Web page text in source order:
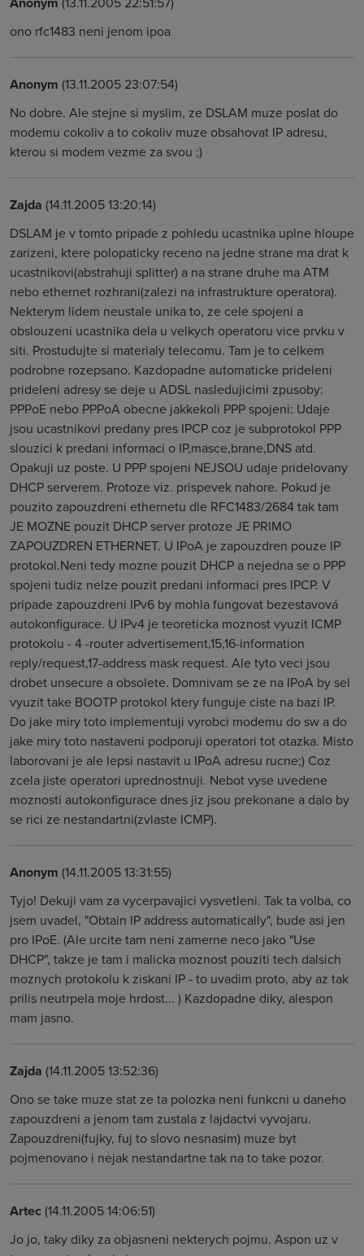
ono rfc1483 neni jenom ipoa
Anonym (13.11.2005 23:07:54)
No dobre. Ale stejne si myslim, ze DSLAM muze poslat do
modemu cokoliv a to cokoliv muze obsahovat IP adresu,
kterou si modem vezme za svou ;)
Zajda (14.11.2005 13:20:14)
DSLAM je v tomto pripade z pohledu ucastnika uplne hloupe
zarizeni, ktere polopaticky receno na jedne strane ma drat k
ucastnikovi(abstrahuji splitter) a na strane druhe ma ATM
nebo ethernet rozhrani(zalezi na infrastrukture operatora).
Nekterym lidem neustale unika to, ze cele spojeni a
obslouzeni ucastnika dela u velkych operatoru vice prvku v
siti. Prostudujte si materialy telecomu. Tam je to celkem
podrobne rozepsano. Kazdopadne automaticke prideleni
prideleni adresy se deje u ADSL nasledujicimi zpusoby:
PPPoE nebo PPPoA obecne jakkekoli PPP spojeni: Udaje
jsou ucastnikovi predany pres IPCP coz je subprotokol PPP
slouzici k predani informaci o IP,masce,brane,DNS atd.
Opakuji uz poste. U PPP spojeni NEJSOU udaje pridelovany
DHCP serverem. Protoze viz. prispevek nahore. Pokud je
pouzito zapouzdreni ethernetu dle RFC1483/2684 tak tam
JE MOZNE pouzit DHCP server protoze JE PRIMO
ZAPOUZDREN ETHERNET. U IPoA je zapouzdren pouze IP
protokol.Neni tedy mozne pouzit DHCP a nejedna se o PPP
spojeni tudiz nelze pouzit predani informaci pres IPCP. V
pripade zapouzdreni IPv6 by mohla fungovat bezestavová
autokonfigurace. U IPv4 je teoreticka moznost vyuzit ICMP
protokolu - 4 -router advertisement,15,16-information
reply/request,17-address mask request. Ale tyto veci jsou
drobet unsecure a obsolete. Domnivam se ze na IPoA by sel
vyuzit take BOOTP protokol ktery funguje ciste na bazi IP.
Do jake miry toto implementuji vyrobci modemu do sw a do
jake miry toto nastaveni podporuji operatori tot otazka. Misto
laborovani je ale lepsi nastavit u IPoA adresu rucne;) Coz
zcela jiste operatori uprednostnuji. Nebot vyse uvedene
moznosti autokonfigurace dnes jiz jsou prekonane a dalo by
se rici ze nestandartni(zvlaste ICMP).
Anonym (14.11.2005 13:31:55)
Tyjo! Dekuji vam za vycerpavajici vysvetleni. Tak ta volba, co
jsem uvadel, "Obtain IP address automatically", bude asi jen
pro IPoE. (Ale urcite tam neni zamerne neco jako "Use
DHCP", takze je tam i malicka moznost pouziti tech dalsich
moznych protokolu k ziskani IP - to uvadim proto, aby az tak
prilis neutrpela moje hrdost... ) Kazdopadne diky, alespon
mam jasno.
Zajda (14.11.2005 13:52:36)
Ono se take muze stat ze ta polozka neni funkcni u daneho
zapouzdreni a jenom tam zustala z lajdactvi vyvojaru.
Zapouzdreni(fujky, fuj to slovo nesnasim) muze byt
pojmenovano i nejak nestandartne tak na to take pozor.
Artec(14.11.2005 14:06:51)
Jo jo, taky diky za objasneni nekterych pojmu. Aspon uz v